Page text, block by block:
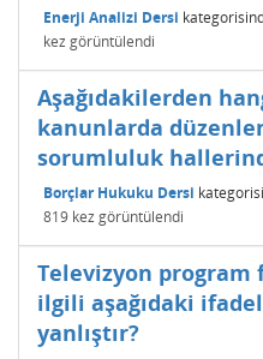
Enerji Analizi Dersi
kez görüntülendi
Aşağıdakilerden
kanunlarda
sorumluluk
Borçlar Hukuku Dersi
819 kez görüntülendi
Televizyon program
ilgili aşağıdaki
yanlıştır?